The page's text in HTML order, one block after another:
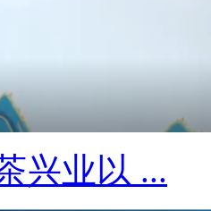
兴业以 ...